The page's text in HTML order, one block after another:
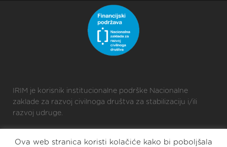
IRIM je korisnik institucionalne podrške Nacionalne
zaklade za razvoj civilnoga društva za stabilizaciju i/ili
razvoj udruge.
Ova web stranica koristi kolačiće kako bi poboljšala